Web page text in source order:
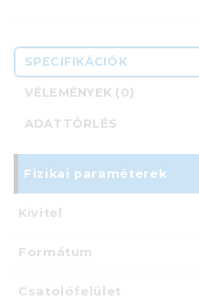
SPECIFIKÁCIÓK
VÉLEMÉNYEK (0)
ADATTÖRLÉS
Fizikai paraméterek
Kivitel
Formátum
Csatolófelület